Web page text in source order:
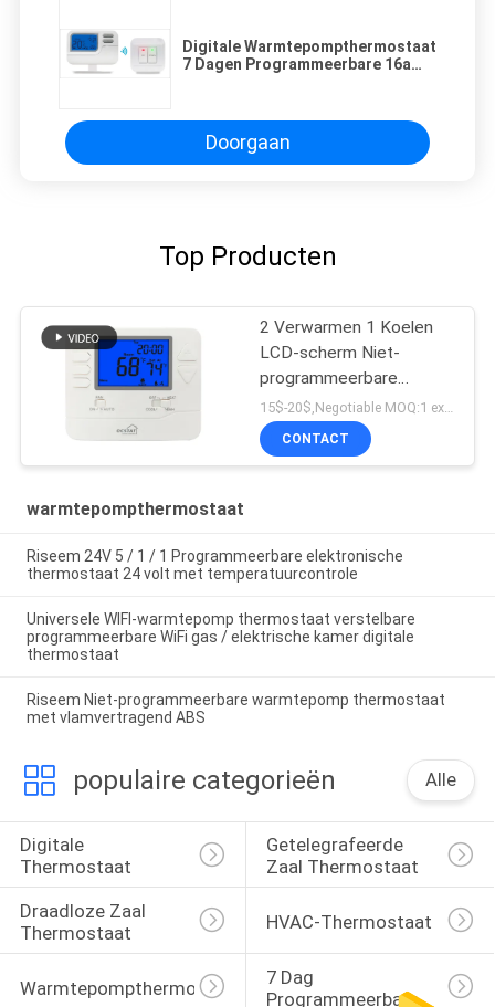
Digitale Warmtepompthermostaat
7 Dagen Programmeerbare 16a
Doorgaan
Top Producten
2 Verwarmen 1 Koelen
LCD-scherm Niet-
programmeerbare
Digitale Warmtepomp
Thermostaat
15$-20$,Negotiable MOQ:1 exemplaar / onderhandelbaar
CONTACT
warmtepompthermostaat
Riseem 24V 5 / 1 / 1 Programmeerbare elektronische
thermostaat 24 volt met temperatuurcontrole
Universele WIFI-warmtepomp thermostaat verstelbare
programmeerbare WiFi gas / elektrische kamer digitale
thermostaat
Riseem Niet-programmeerbare warmtepomp thermostaat
met vlamvertragend ABS
populaire categorieën Alle
Digitale
Thermostaat
Getelegrafeerde
Zaal Thermostaat
Draadloze Zaal
Thermostaat
HVAC-Thermostaat
Warmtepompthermostaat
7 Dag
Programmeerbare